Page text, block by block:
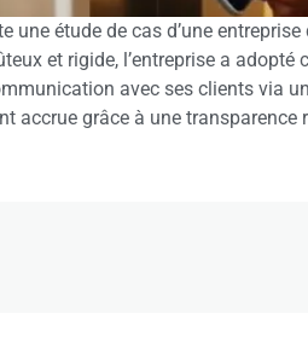
une étude de cas d’une
et rigide, l’entreprise a
avec ses clients via
accrue grâce à une